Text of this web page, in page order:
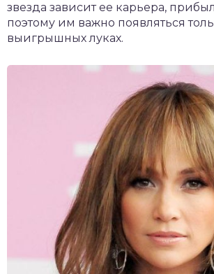
звезда зависит ее карьера,
поэтому им важно появляться
выигрышных луках.